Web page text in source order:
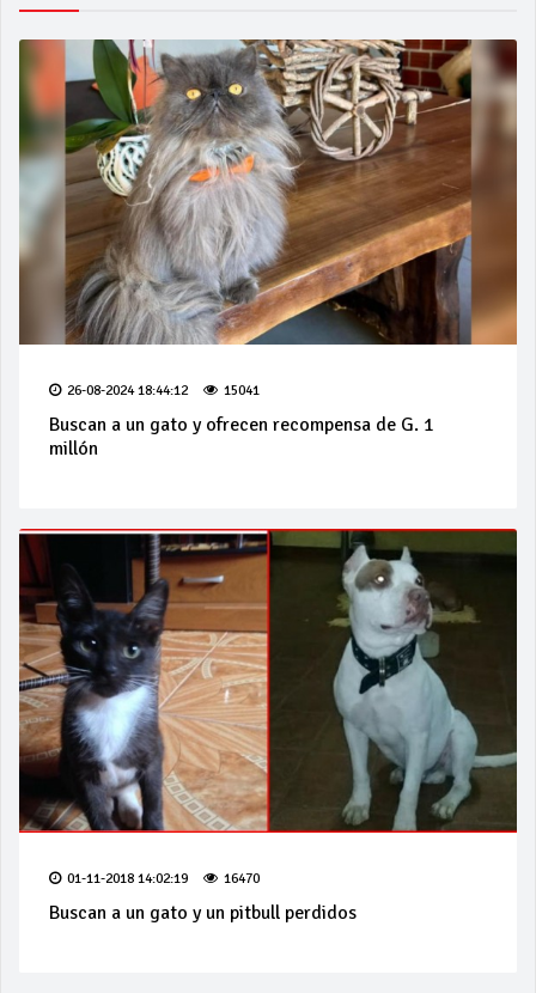
26-08-2024 18:44:12 15041
Buscan a un gato y ofrecen recompensa de G. 1
millón
01-11-2018 14:02:19 16470
Buscan a un gato y un pitbull perdidos